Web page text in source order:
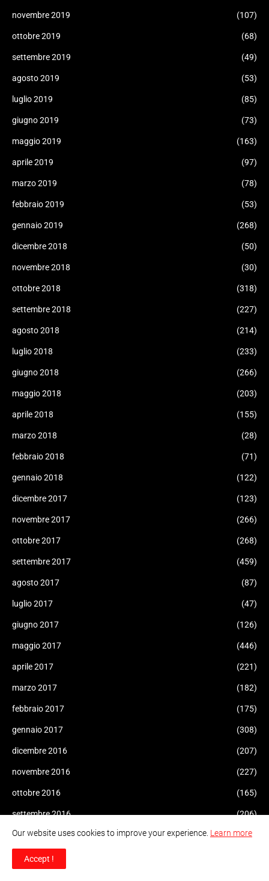
novembre 2019 (107)
ottobre 2019 (68)
settembre 2019 (49)
agosto 2019 (53)
luglio 2019 (85)
giugno 2019 (73)
maggio 2019 (163)
aprile 2019 (97)
marzo 2019 (78)
febbraio 2019 (53)
gennaio 2019 (268)
dicembre 2018 (50)
novembre 2018 (30)
ottobre 2018 (318)
settembre 2018 (227)
agosto 2018 (214)
luglio 2018 (233)
giugno 2018 (266)
maggio 2018 (203)
aprile 2018 (155)
marzo 2018 (28)
febbraio 2018 (71)
gennaio 2018 (122)
dicembre 2017 (123)
novembre 2017 (266)
ottobre 2017 (268)
settembre 2017 (459)
agosto 2017 (87)
luglio 2017 (47)
giugno 2017 (126)
maggio 2017 (446)
aprile 2017 (221)
marzo 2017 (182)
febbraio 2017 (175)
gennaio 2017 (308)
dicembre 2016 (207)
novembre 2016 (227)
ottobre 2016 (165)
settembre 2016 (206)
agosto 2016 (170)
luglio 2016
Our website uses cookies to improve your experience. Learn more
Accept !